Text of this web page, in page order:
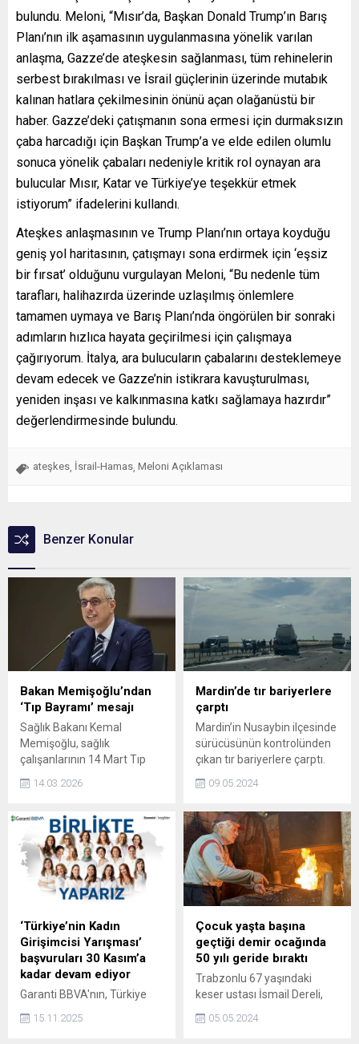
bulundu. Meloni, “Mısır’da, Başkan Donald Trump’ın Barış
Planı’nın ilk aşamasının uygulanmasına yönelik varılan
anlaşma, Gazze’de ateşkesin sağlanması, tüm rehinelerin
serbest bırakılması ve İsrail güçlerinin üzerinde mutabık
kalınan hatlara çekilmesinin önünü açan olağanüstü bir
haber. Gazze’deki çatışmanın sona ermesi için durmaksızın
çaba harcadığı için Başkan Trump’a ve elde edilen olumlu
sonuca yönelik çabaları nedeniyle kritik rol oynayan ara
bulucular Mısır, Katar ve Türkiye’ye teşekkür etmek
istiyorum” ifadelerini kullandı.
Ateşkes anlaşmasının ve Trump Planı’nın ortaya koyduğu
geniş yol haritasının, çatışmayı sona erdirmek için ‘eşsiz
bir fırsat’ olduğunu vurgulayan Meloni, “Bu nedenle tüm
tarafları, halihazırda üzerinde uzlaşılmış önlemlere
tamamen uymaya ve Barış Planı’nda öngörülen bir sonraki
adımların hızlıca hayata geçirilmesi için çalışmaya
çağırıyorum. İtalya, ara bulucuların çabalarını desteklemeye
devam edecek ve Gazze’nin istikrara kavuşturulması,
yeniden inşası ve kalkınmasına katkı sağlamaya hazırdır”
değerlendirmesinde bulundu.
ateşkes İsrail-Hamas Meloni Açıklaması
Benzer Konular
Bakan Memişoğlu’ndan
‘Tıp Bayramı’ mesajı
Sağlık Bakanı Kemal
Memişoğlu, sağlık
çalışanlarının 14 Mart Tıp
14.03.2026
Mardin’de tır bariyerlere
çarptı
Mardin’in Nusaybin ilçesinde
sürücüsünün kontrolünden
çıkan tır bariyerlere çarptı.
09.05.2024
‘Türkiye’nin Kadın
Girişimcisi Yarışması’
başvuruları 30 Kasım’a
kadar devam ediyor
Garanti BBVA'nın, Türkiye
(KAGİDER) ve Ekonomist
15.11.2025
Çocuk yaşta başına
geçtiği demir ocağında
50 yılı geride bıraktı
Trabzonlu 67 yaşındaki
keser ustası İsmail Dereli,
demirciliği yarım asırdır
05.05.2024